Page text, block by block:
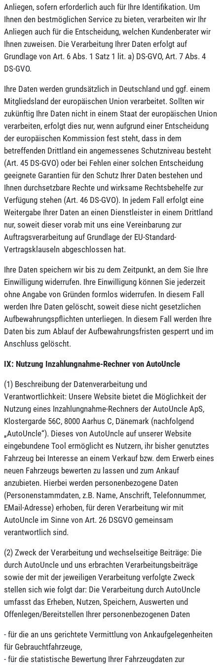
Anliegen, sofern erforderlich auch für Ihre Identifikation. Um
Ihnen den bestmöglichen Service zu bieten, verarbeiten wir Ihr
Anliegen auch für die Entscheidung, welchen Kundenberater wir
Ihnen zuweisen. Die Verarbeitung Ihrer Daten erfolgt auf
Grundlage von Art. 6 Abs. 1 Satz 1 lit. a) DS-GVO, Art. 7 Abs. 4
DS-GVO.
Ihre Daten werden grundsätzlich in Deutschland und ggf. einem
Mitgliedsland der europäischen Union verarbeitet. Sollten wir
zukünftig Ihre Daten nicht in einem Staat der europäischen Union
verarbeiten, erfolgt dies nur, wenn aufgrund einer Entscheidung
der europäischen Kommission fest steht, dass in dem
betreffenden Drittland ein angemessenes Schutzniveau besteht
(Art. 45 DS-GVO) oder bei Fehlen einer solchen Entscheidung
geeignete Garantien für den Schutz Ihrer Daten bestehen und
Ihnen durchsetzbare Rechte und wirksame Rechtsbehelfe zur
Verfügung stehen (Art. 46 DS-GVO). In jedem Fall erfolgt eine
Weitergabe Ihrer Daten an einen Dienstleister in einem Drittland
nur, soweit dieser vorab mit uns eine Vereinbarung zur
Auftragsverarbeitung auf Grundlage der EU-Standard-
Vertragsklauseln abgeschlossen hat.
Ihre Daten speichern wir bis zu dem Zeitpunkt, an dem Sie Ihre
Einwilligung widerrufen. Ihre Einwilligung können Sie jederzeit
ohne Angabe von Gründen formlos widerrufen. In diesem Fall
werden Ihre Daten gelöscht, soweit diese nicht gesetzlichen
Aufbewahrungspflichten unterliegen. In diesem Fall werden Ihre
Daten bis zum Ablauf der Aufbewahrungsfristen gesperrt und im
Anschluss gelöscht.
IX: Nutzung Inzahlungnahme-Rechner von AutoUncle
(1) Beschreibung der Datenverarbeitung und
Verantwortlichkeit: Unsere Website bietet die Möglichkeit der
Nutzung eines Inzahlungnahme-Rechners der AutoUncle ApS,
Klostergarde 56C, 8000 Aarhus C, Dänemark (nachfolgend
„AutoUncle“). Dieses von AutoUncle auf unserer Website
eingebundene Tool ermöglicht es Nutzern, ihr bisher genutztes
Fahrzeug bei Interesse an einem Verkauf bzw. dem Erwerb eines
neuen Fahrzeugs bewerten zu lassen und zum Ankauf
anzubieten. Hierbei werden personenbezogene Daten
(Personenstammdaten, z.B. Name, Anschrift, Telefonnummer,
EMail-Adresse) erhoben, für deren Verarbeitung wir mit
AutoUncle im Sinne von Art. 26 DSGVO gemeinsam
verantwortlich sind.
(2) Zweck der Verarbeitung und wechselseitige Beiträge: Die
durch AutoUncle und uns erbrachten Verarbeitungsbeiträge
sowie der mit der jeweiligen Verarbeitung verfolgte Zweck
stellen sich wie folgt dar: Die Verarbeitung durch AutoUncle
umfasst das Erheben, Nutzen, Speichern, Auswerten und
Offenlegen/Bereitstellen Ihrer personenbezogenen Daten
- für die an uns gerichtete Vermittlung von Ankaufgelegenheiten
für Gebrauchtfahrzeuge,
- für die statistische Bewertung Ihrer Fahrzeugdaten zur